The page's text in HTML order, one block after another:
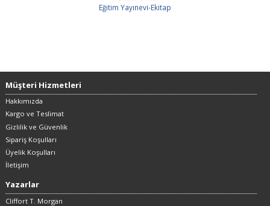
Eğitim Yayınevi-Ekitap
Müşteri Hizmetleri
Hakkımızda
Kargo ve Teslimat
Gizlilik ve Güvenlik
Sipariş Koşulları
Üyelik Koşulları
İletişim
Yazarlar
Cliffort T. Morgan